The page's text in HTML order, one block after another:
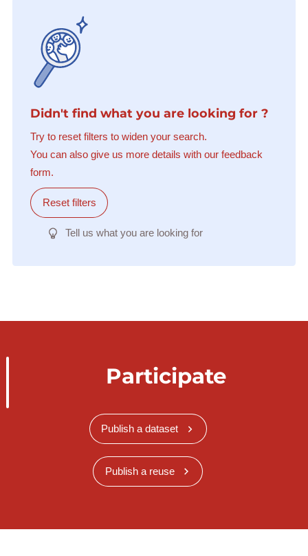
Didn't find what you are looking for ?
Try to reset filters to widen your search.
You can also give us more details with our feedback
form.
Reset filters
Tell us what you are looking for
Participate
Publish a dataset
Publish a reuse